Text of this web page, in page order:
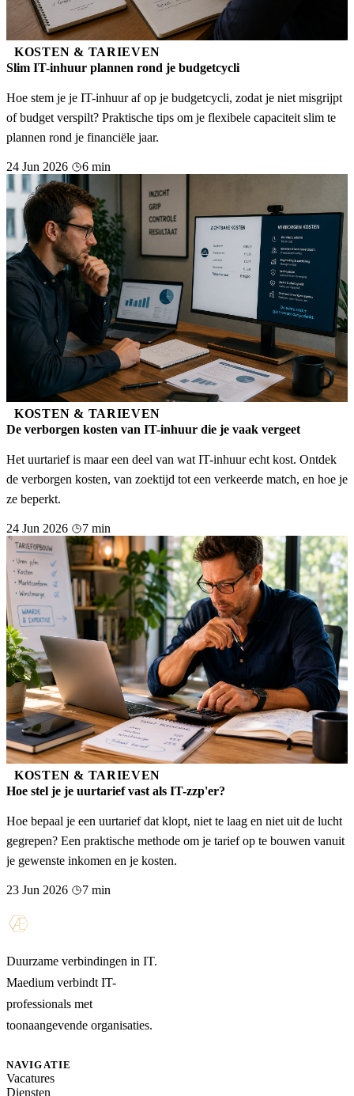
KOSTEN & TARIEVEN
Slim IT-inhuur plannen rond je budgetcycli
Hoe stem je je IT-inhuur af op je budgetcycli, zodat je niet misgrijpt
of budget verspilt? Praktische tips om je flexibele capaciteit slim te
plannen rond je financiële jaar.
24 Jun 2026 6 min
KOSTEN & TARIEVEN
De verborgen kosten van IT-inhuur die je vaak vergeet
Het uurtarief is maar een deel van wat IT-inhuur echt kost. Ontdek
de verborgen kosten, van zoektijd tot een verkeerde match, en hoe je
ze beperkt.
24 Jun 2026 7 min
KOSTEN & TARIEVEN
Hoe stel je je uurtarief vast als IT-zzp'er?
Hoe bepaal je een uurtarief dat klopt, niet te laag en niet uit de lucht
gegrepen? Een praktische methode om je tarief op te bouwen vanuit
je gewenste inkomen en je kosten.
23 Jun 2026 7 min
Duurzame verbindingen in IT.
Maedium verbindt IT-
professionals met
toonaangevende organisaties.
NAVIGATIE
Vacatures
Diensten